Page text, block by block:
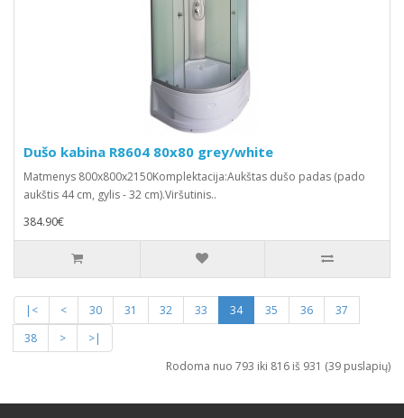
Dušo kabina R8604 80x80 grey/white
Matmenys 800x800x2150Komplektacija:Aukštas dušo padas (pado
aukštis 44 cm, gylis - 32 cm).Viršutinis..
384.90€
|< < 30 31 32 33 34 35 36
37
38
>
>|
Rodoma nuo 793 iki 816 iš 931 (39 puslapių)